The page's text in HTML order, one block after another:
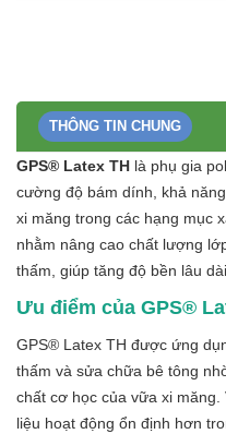
THÔNG TIN CHUNG
GPS® Latex TH là phụ gia
cường độ bám dính, khả
xi măng trong các hạng mục
nhằm nâng cao chất lượng
thấm, giúp tăng độ bền lâu
Ưu điểm của GPS®
GPS® Latex TH được ứng
thấm và sửa chữa bê tông
chất cơ học của vữa xi
liệu hoạt động ổn định hơn